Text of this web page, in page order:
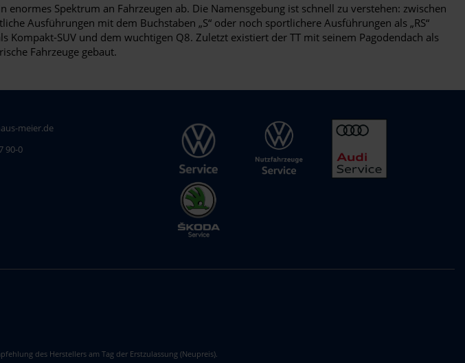
Spektrum an Fahrzeugen ab. Die Namensgebung ist schnell zu verstehen: zwischen
Ausführungen mit dem Buchstaben „S“ oder noch sportlichere Ausführungen als „RS“
Kompakt-SUV und dem wuchtigen Q8. Zuletzt existiert der TT mit seinem Pagodendach als
Fahrzeuge gebaut.
meier.de
90-0
des Herstellers am Tag der Erstzulassung (Neupreis).